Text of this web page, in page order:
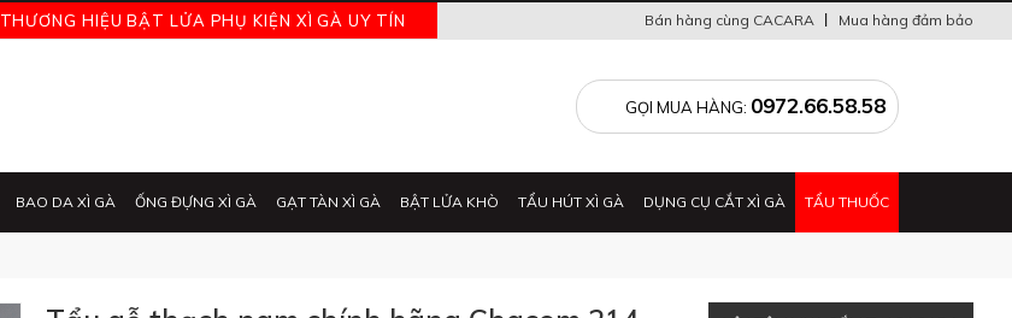
THƯƠNG HIỆU BẬT LỬA PHỤ KIỆN XÌ GÀ UY TÍN Mua hàng đảm bảo
Bán hàng cùng CACARA
GỌI MUA HÀNG: 0972.66.58.58
BAO DA XÌ GÀ ỐNG ĐỰNG XÌ GÀ GẠT TÀN XÌ GÀ BẬT LỬA KHÒ TẨU HÚT XÌ GÀ DỤNG CỤ CẮT XÌ GÀ TẨU THUỐC